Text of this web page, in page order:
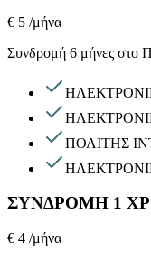
€ 5 /μήνα
Συνδρομή 6 μήνες στο
ΠΟΛΙΤΗΣ
ΣΥΝΔΡΟΜΗ 1
€ 4 /μήνα